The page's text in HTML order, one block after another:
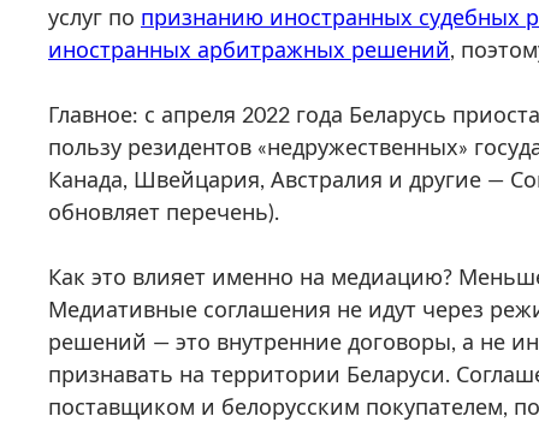
услуг по признанию иностранных судебных
иностранных арбитражных решений,
Главное: с апреля 2022 года Беларусь
пользу резидентов «недружественных»
Канада, Швейцария, Австралия и другие —
обновляет перечень).
Как это влияет именно на медиацию?
Медиативные соглашения не идут через
решений — это внутренние договоры, а не
признавать на территории Беларуси.
поставщиком и белорусским покупателем,